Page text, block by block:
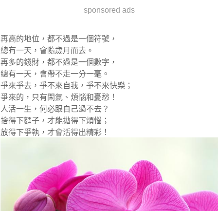
sponsored ads
再高的地位，都不過是一個符號，
總有一天，會隨歲月而去。
再多的錢財，都不過是一個數字，
總有一天，會帶不走一分一毫。
爭來爭去，爭不來自我，爭不來快樂；
爭來的，只有閑氣、煩惱和憂愁！
人活一生，何必跟自己過不去？
捨得下麵子，才能拋得下煩惱；
放得下爭執，才會活得出精彩！